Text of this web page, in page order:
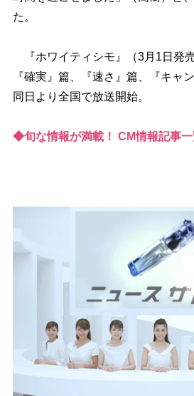
た。
『ホワイティシモ』（3月1日発
『確実』篇、『速さ』篇、『キャ
同日より全国で放送開始。
◆旬な情報が満載！ CM情報記事